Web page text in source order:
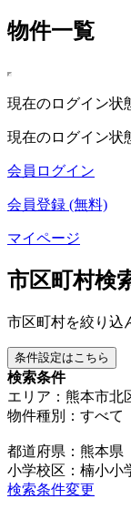
物件一覧
現在のログイン状
現在のログイン状
会員ログイン
会員登録 (無料)
マイページ
市区町村検
市区町村を絞り込
条件設定はこちら
検索条件
エリア：熊本市北
物件種別：すべて
都道府県：熊本県
小学校区：楠小小
検索条件変更